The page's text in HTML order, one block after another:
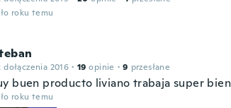
roku temu
dołączenia 2016 · 19 opinie · 9 przesłane
buen producto liviano trabaja super bien
roku temu